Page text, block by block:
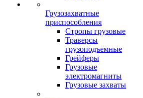
Грузозахватные
приспособления
Стропы грузовые
Траверсы
грузоподъемные
Грейферы
Грузовые
электромагниты
Грузовые захваты